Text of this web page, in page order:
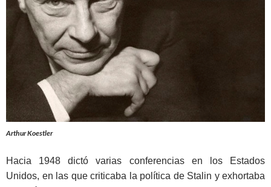
Arthur Koestler
Hacia 1948 dictó varias conferencias en los Estados
Unidos, en las que criticaba la política de Stalin y exhortaba